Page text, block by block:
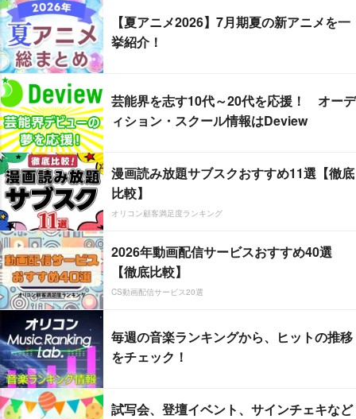
【夏アニメ2026】7月期夏の新アニメを一
挙紹介！
芸能界を志す10代～20代を応援！ オーデ
ィション・スクール情報はDeview
漫画読み放題サブスクおすすめ11選【徹底
比較】
オリコン顧客満足度ランキング
2026年動画配信サービスおすすめ40選
【徹底比較】
CS動画配信サービス20選
毎週の音楽ランキングから、ヒットの推移
をチェック！
試写会、登壇イベント、サインチェキなど